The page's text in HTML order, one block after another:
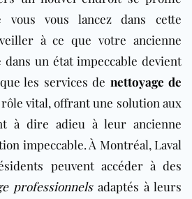
vous vous lancez dans cette
à ce que votre ancienne
dans un état impeccable devient
les services de nettoyage de
vital, offrant une solution aux
à dire adieu à leur ancienne
impeccable. À Montréal, Laval
peuvent accéder à des
professionnelsadaptés à leurs